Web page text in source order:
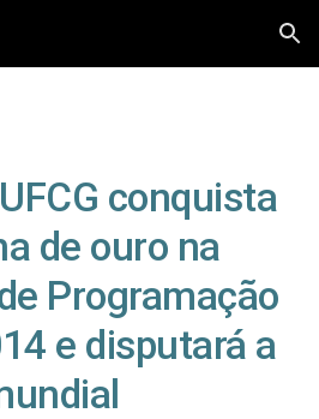
Skip to navigation
conquista
de ouro na
Programação
e disputará a